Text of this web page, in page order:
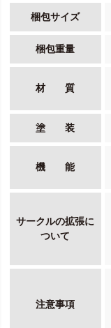
梱包サイズ
梱包重量
材 質
塗 装
機 能
サークルの拡張に
ついて
注意事項